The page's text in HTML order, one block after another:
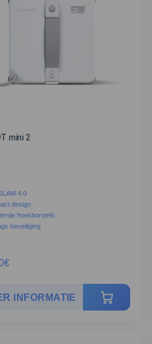
mini 2
4.0
design
hoekborstels
beveiliging
€
INFORMATIE